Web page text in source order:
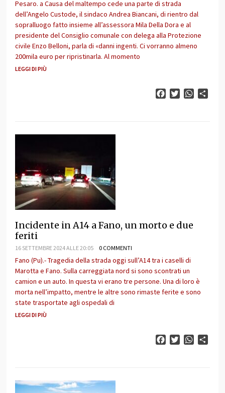
Pesaro. a Causa del maltempo cede una parte di strada
dell’Angelo Custode, il sindaco Andrea Biancani, di rientro dal
sopralluogo fatto insieme all’assessora Mila Della Dora e al
presidente del Consiglio comunale con delega alla Protezione
civile Enzo Belloni, parla di «danni ingenti. Ci vorranno almeno
200mila euro per ripristinarla. Al momento
LEGGI DI PIÙ
FacebookTwitter
Incidente in A14 a Fano, un morto e due
feriti
16 SETTEMBRE 2024 ALLE 20:05 0 COMMENTI
Fano (Pu).- Tragedia della strada oggi sull’A14 tra i caselli di
Marotta e Fano. Sulla carreggiata nord si sono scontrati un
camion e un auto. In questa vi erano tre persone. Una di loro è
morta nell’impatto, mentre le altre sono rimaste ferite e sono
state trasportate agli ospedali di
LEGGI DI PIÙ
FacebookTwitter